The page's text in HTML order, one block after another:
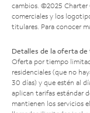
cambios. ©2025 Charter
comerciales y los
titulares. Para conocer
Detalles de la oferta
Oferta por tiempo
residenciales (que no
30 días) y que estén al
aplican tarifas estándar
mantienen los servicios